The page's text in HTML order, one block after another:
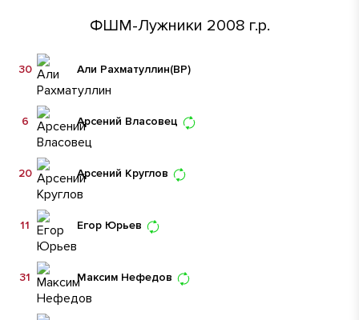
ФШМ-Лужники 2008 г.р.
Али Рахматуллин(ВР)
30
Арсений Власовец
6
Арсений Круглов
20
Егор Юрьев
11
Максим Нефедов
31